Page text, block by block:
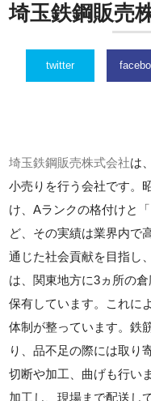
埼玉鉄鋼販売
twitter
埼玉鉄鋼販売株式会社は
小売りを行う会社です。
け、Aランクの格付けと
ど、その実績は業界内で
通じた社会貢献を目指し
は、関東地方に3ヵ所の
保有しています。これに
体制が整っています。鉄
り、品不足の際には取り
切断や加工、曲げも行い
加工し、現場まで配送し